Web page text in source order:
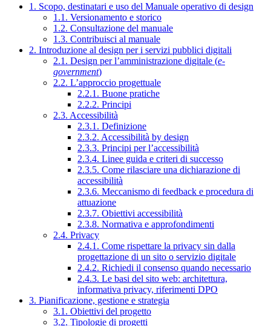
1. Scopo, destinatari e uso del Manuale operativo di design
1.1. Versionamento e storico
1.2. Consultazione del manuale
1.3. Contribuisci al manuale
2. Introduzione al design per i servizi pubblici digitali
2.1. Design per l’amministrazione digitale (e-
government)
2.2. L’approccio progettuale
2.2.1. Buone pratiche
2.2.2. Principi
2.3. Accessibilità
2.3.1. Definizione
2.3.2. Accessibilità by design
2.3.3. Principi per l’accessibilità
2.3.4. Linee guida e criteri di successo
2.3.5. Come rilasciare una dichiarazione di
accessibilità
2.3.6. Meccanismo di feedback e procedura di
attuazione
2.3.7. Obiettivi accessibilità
2.3.8. Normativa e approfondimenti
2.4. Privacy
2.4.1. Come rispettare la privacy sin dalla
progettazione di un sito o servizio digitale
2.4.2. Richiedi il consenso quando necessario
2.4.3. Le basi del sito web: architettura,
informativa privacy, riferimenti DPO
3. Pianificazione, gestione e strategia
3.1. Obiettivi del progetto
3.2. Tipologie di progetti